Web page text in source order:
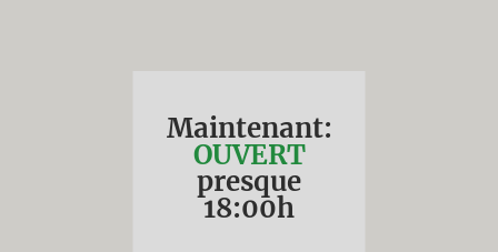
Maintenant:
OUVERT
presque
18:00h